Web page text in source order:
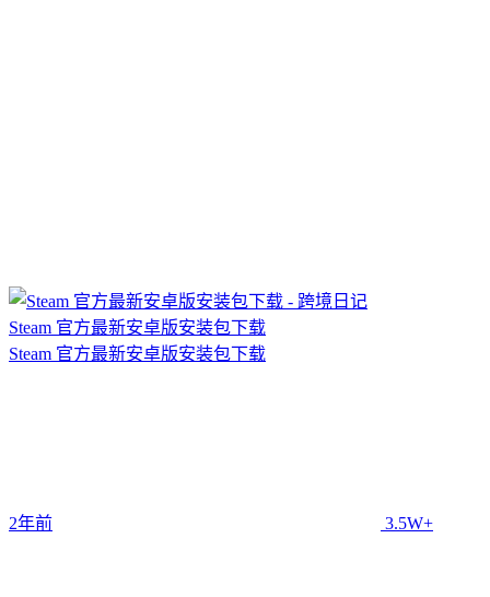
Steam 官方最新安卓版安装包下载
Steam 官方最新安卓版安装包下载
2年前 3.5W+